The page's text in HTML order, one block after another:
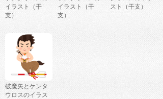
イラスト（干
支）
イラスト（干
支）
スト（干支）
破魔矢とケンタ
ウロスのイラス